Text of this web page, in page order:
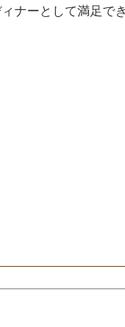
ナーとして満足で